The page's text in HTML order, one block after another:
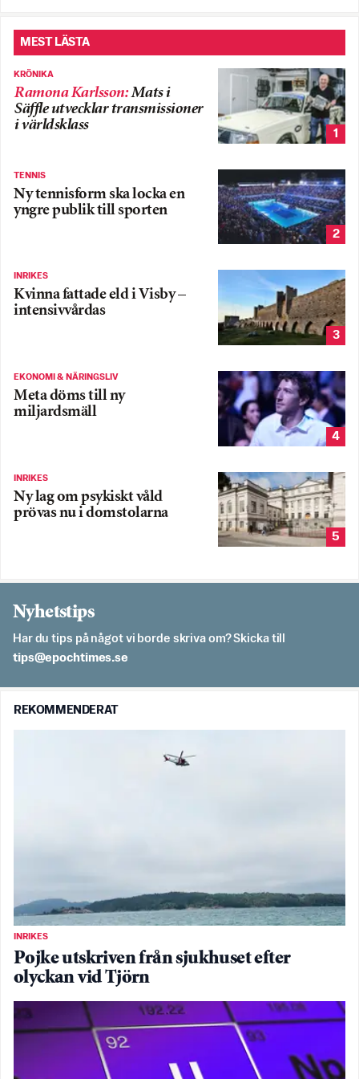
MEST LÄSTA
KRÖNIKA
Ramona Karlsson:Mats i
Säffle utvecklar transmissioner
i världsklass
1
TENNIS
Ny tennisform ska locka en
yngre publik till sporten
2
INRIKES
Kvinna fattade eld i Visby –
intensivvårdas
3
EKONOMI & NÄRINGSLIV
Meta döms till ny
miljardsmäll
4
INRIKES
Ny lag om psykiskt våld
prövas nu i domstolarna
5
Nyhetstips
Har du tips på något vi borde skriva om? Skicka till
es.semithcope@spit
REKOMMENDERAT
INRIKES
Pojke utskriven från sjukhuset efter
olyckan vid Tjörn